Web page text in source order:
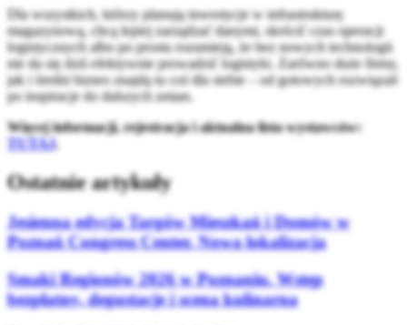
Dla wszystkich, którzy planują inwestycje w infrastrukturę
magazynową, chcą lepiej zarządzać danymi, skrócić czas operacji
logistycznych albo po prostu rozumieją, że bez nowych technologii
nie da się dziś efektywnie prowadzić logistyki. Zarówno duże firmy,
jak i średni biznes znajdą tu coś dla siebie – od gotowych rozwiązań
po inspiracje do dalszych zmian.
Więcej informacji, rejestracja i aktualna lista wystawców:
TUTAJ.
Ostatnie artykuły
Jesienna edycja Targów Mieszkań i Domów w
Poznań Congress Center. Nowa lokalizacja
Smaki Regionów 2026 w Poznaniu. Wstęp
bezpłatny, degustacje i scena kulinarna